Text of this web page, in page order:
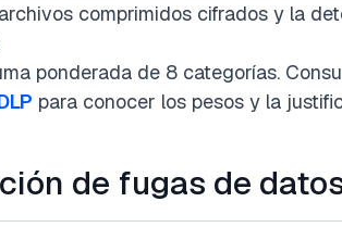
comprimidos cifrados y la
ponderada de 8 categorías.
para conocer los pesos y la
de fugas de